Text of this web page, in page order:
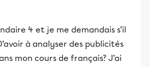
4 et je me demandais s’il
à analyser des publicités
mon cours de français? J’ai